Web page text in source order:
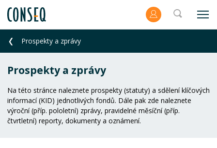
Prospekty a zprávy
Prospekty a zprávy
Na této stránce naleznete prospekty (statuty) a sdělení klíčových
informací (KID) jednotlivých fondů. Dále pak zde naleznete
výroční (příp. pololetní) zprávy, pravidelné měsíční (příp.
čtvrtletní) reporty, dokumenty a oznámení.